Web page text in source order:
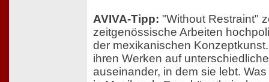
AVIVA-Tipp: "Without Restraint"
zeitgenössische Arbeiten
der mexikanischen
ihren Werken auf
auseinander, in dem sie lebt.